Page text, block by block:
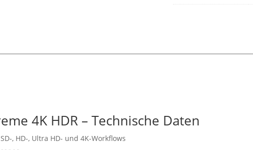
4K HDR – Technische Daten
, HD-, Ultra HD- und 4K-Workflows